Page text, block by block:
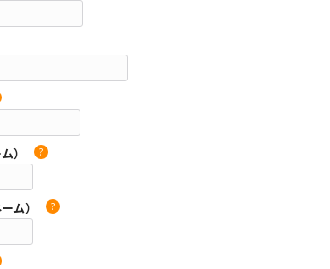
） ?
ム） ?